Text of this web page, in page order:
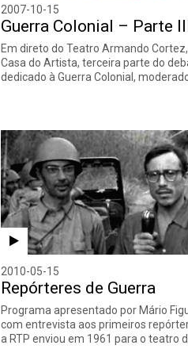
2007-10-15
Guerra Colonial – Parte
Em direto do Teatro Armando
Casa do Artista, terceira parte do
dedicado à Guerra Colonial, moderado
2010-05-15
Repórteres de Guerra
Programa apresentado por Mário
com entrevista aos primeiros
a RTP enviou em 1961 para o teatro